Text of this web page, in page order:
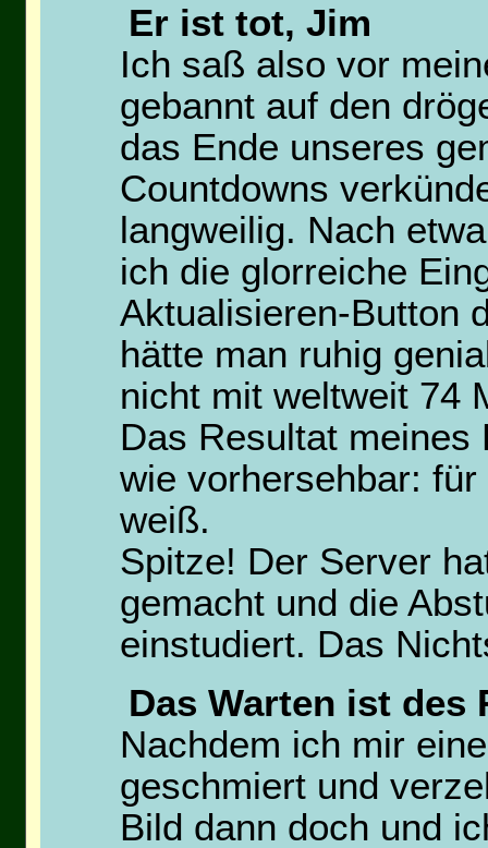
Er ist tot, Jim
Ich saß also vor
gebannt auf den
das Ende unseres
Countdowns
langweilig. Nach
ich die glorreiche
Aktualisieren-Button
hätte man ruhig
nicht mit weltweit 74
Das Resultat
wie vorhersehbar:
weiß.
Spitze! Der Server
gemacht und die
einstudiert. Das
Das Warten ist
Nachdem ich mir
geschmiert und
Bild dann doch und